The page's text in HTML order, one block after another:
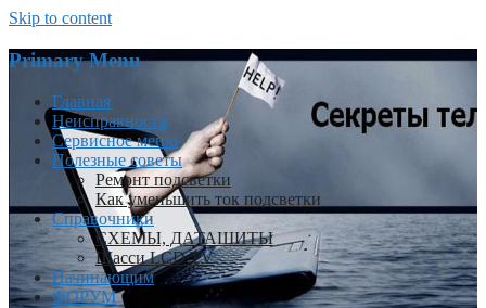
Skip to content
Primary Menu
Главная
Неисправности
Сервисное меню
Полезные советы
Ремонт подсветки
Как уменьшить ток подсветки
Справочники
СХЕМЫ, ДАТАШИТЫ
Шасси LCD TV
Начинающим
ФОРУМ